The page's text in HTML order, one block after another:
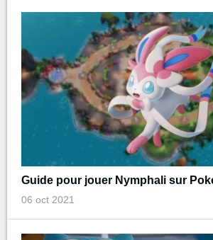
Guide pour jouer Nymphali sur
06 oct 2021